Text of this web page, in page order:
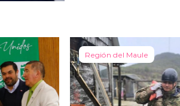
Región del Maule